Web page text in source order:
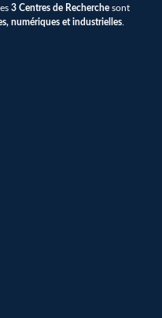
3 Centres de Recherche sont
numériques et industrielles